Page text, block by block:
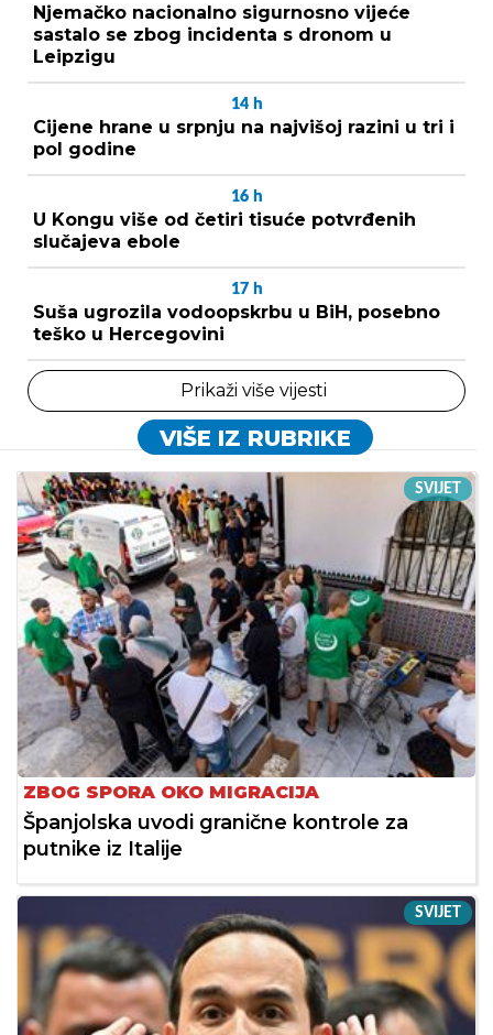
Njemačko nacionalno sigurnosno vijeće
sastalo se zbog incidenta s dronom u
Leipzigu
14 h
Cijene hrane u srpnju na najvišoj razini u tri i
pol godine
16 h
U Kongu više od četiri tisuće potvrđenih
slučajeva ebole
17 h
Suša ugrozila vodoopskrbu u BiH, posebno
teško u Hercegovini
Prikaži više vijesti
VIŠE IZ RUBRIKE
SVIJET
ZBOG SPORA OKO MIGRACIJA
Španjolska uvodi granične kontrole za
putnike iz Italije
SVIJET